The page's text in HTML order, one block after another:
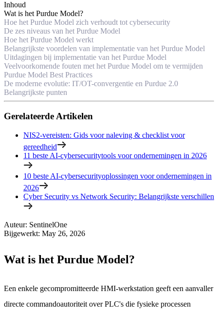
Inhoud
Wat is het Purdue Model?
Hoe het Purdue Model zich verhoudt tot cybersecurity
De zes niveaus van het Purdue Model
Hoe het Purdue Model werkt
Belangrijkste voordelen van implementatie van het Purdue Model
Uitdagingen bij implementatie van het Purdue Model
Veelvoorkomende fouten met het Purdue Model om te vermijden
Purdue Model Best Practices
De moderne evolutie: IT/OT-convergentie en Purdue 2.0
Belangrijkste punten
Gerelateerde Artikelen
NIS2-vereisten: Gids voor naleving & checklist voor
gereedheid
11 beste AI-cybersecuritytools voor ondernemingen in 2026
10 beste AI-cybersecurityoplossingen voor ondernemingen in
2026
Cyber Security vs Network Security: Belangrijkste verschillen
Auteur: SentinelOne
Bijgewerkt: May 26, 2026
Wat is het Purdue Model?
Een enkele gecompromitteerde HMI-werkstation geeft een aanvaller
directe commandoautoriteit over PLC's die fysieke processen